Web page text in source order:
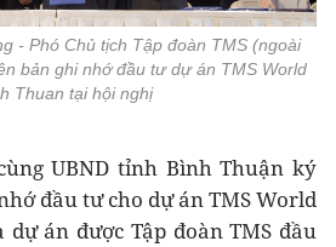
- Phó Chủ tịch Tập đoàn TMS (ngoài
bản ghi nhớ đầu tư dự án TMS World
Thuan tại hội nghị
UBND tỉnh Bình Thuận ký
đầu tư cho dự án TMS World
án được Tập đoàn TMS đầu